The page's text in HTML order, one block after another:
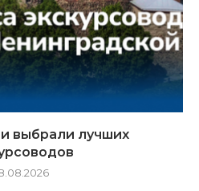
выбрали лучших